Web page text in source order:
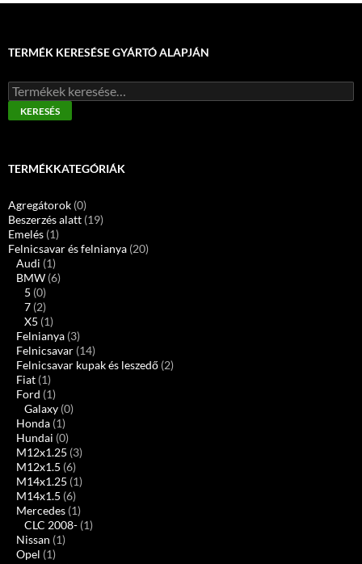
TERMÉK KERESÉSE GYÁRTÓ ALAPJÁN
Keresés
a
következőre:
KERESÉS
TERMÉKKATEGÓRIÁK
Agregátorok (0)
Beszerzés alatt (19)
Emelés (1)
Felnicsavar és felnianya (20)
Audi (1)
BMW (6)
5 (0)
7 (2)
X5 (1)
Felnianya (3)
Felnicsavar (14)
Felnicsavar kupak és leszedő (2)
Fiat (1)
Ford (1)
Galaxy (0)
Honda (1)
Hundai (0)
M12x1.25 (3)
M12x1.5 (6)
M14x1.25 (1)
M14x1.5 (6)
Mercedes (1)
CLC 2008- (1)
Nissan (1)
Opel (1)